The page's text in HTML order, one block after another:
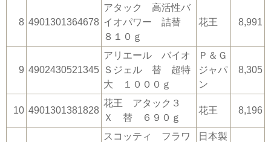
8 4901301364678
アタック 高活性バ
イオパワー 詰替
８１０ｇ
花王 8,991
9 4902430521345
アリエール バイオ
Ｓジェル 替 超特
大 １０００ｇ
Ｐ＆Ｇ
ジャパ
ン
8,305
10 4901301381828
花王 アタック３
Ｘ 替 ６９０ｇ
花王 8,196
スコッティ フラワ
日本製